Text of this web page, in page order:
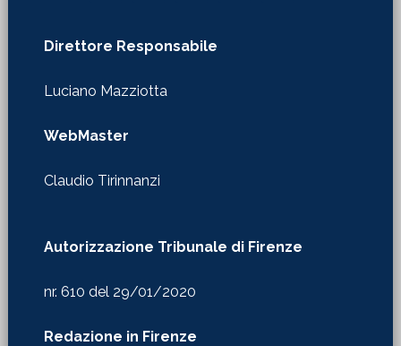
Direttore Responsabile
Luciano Mazziotta
WebMaster
Claudio Tirinnanzi
Autorizzazione Tribunale di Firenze
nr. 610 del 29/01/2020
Redazione in Firenze